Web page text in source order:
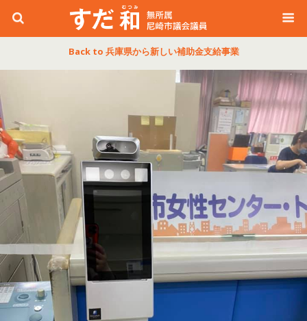
Back to 兵庫県から新しい補助金支給事業